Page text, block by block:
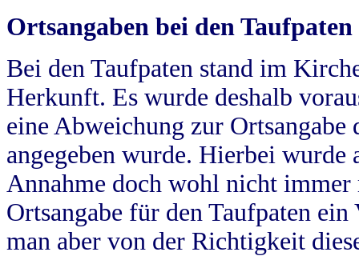
Ortsangaben bei den Taufpaten
Bei den Taufpaten stand im
Herkunft. Es wurde deshalb
eine Abweichung zur
angegeben wurde. Hierbei wurde
Annahme doch wohl nicht
Ortsangabe für den Taufpaten
man aber von der Richtigkeit